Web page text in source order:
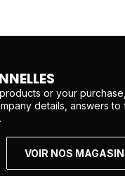
or your
details, answers
VOIR NOS